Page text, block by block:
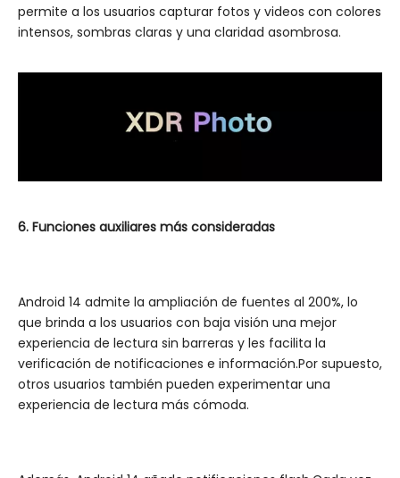
permite a los usuarios capturar fotos y videos con colores
intensos, sombras claras y una claridad asombrosa.
6. Funciones auxiliares más consideradas
Android 14 admite la ampliación de fuentes al 200%, lo
que brinda a los usuarios con baja visión una mejor
experiencia de lectura sin barreras y les facilita la
verificación de notificaciones e información.Por supuesto,
otros usuarios también pueden experimentar una
experiencia de lectura más cómoda.